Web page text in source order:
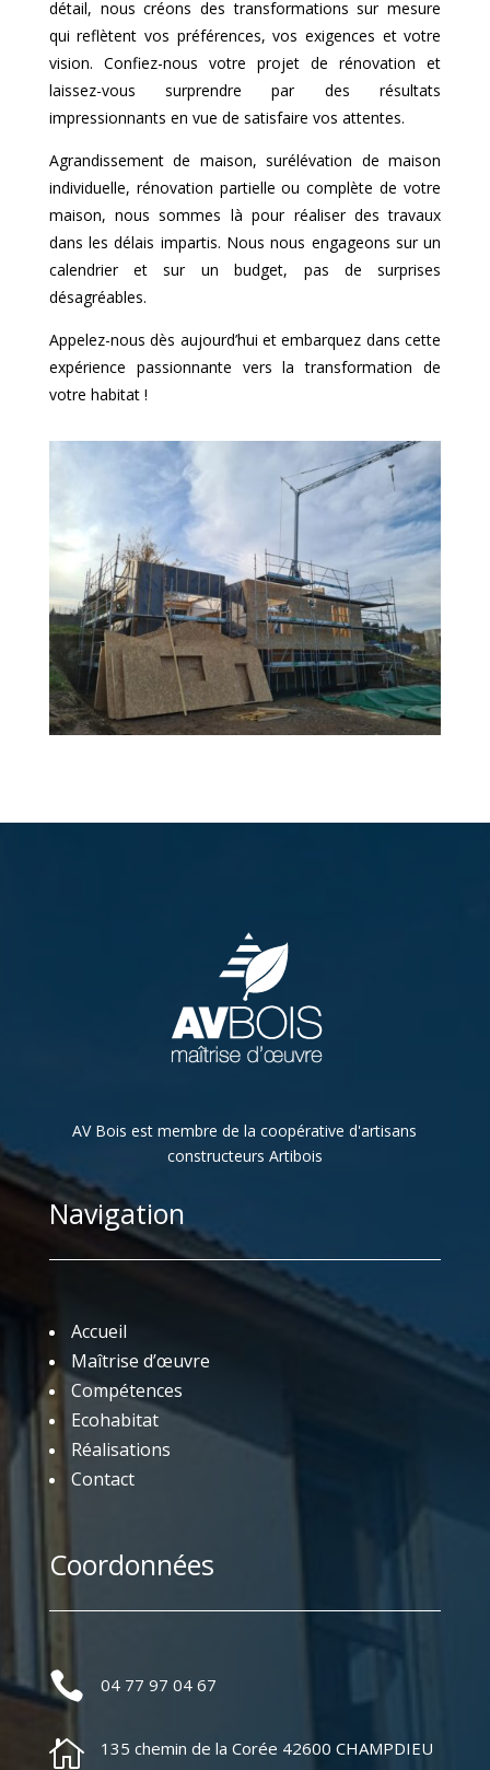
détail, nous créons des transformations sur mesure
qui reflètent vos préférences, vos exigences et votre
vision. Confiez-nous votre projet de rénovation et
laissez-vous surprendre par des résultats
impressionnants en vue de satisfaire vos attentes.
Agrandissement de maison, surélévation de maison
individuelle, rénovation partielle ou complète de votre
maison, nous sommes là pour réaliser des travaux
dans les délais impartis. Nous nous engageons sur un
calendrier et sur un budget, pas de surprises
désagréables.
Appelez-nous dès aujourd’hui et embarquez dans cette
expérience passionnante vers la transformation de
votre habitat !
AV Bois est membre de la coopérative d'artisans
constructeurs Artibois
Navigation
Accueil
Maîtrise d’œuvre
Compétences
Ecohabitat
Réalisations
Contact
Coordonnées
 04 77 97 04 67
 135 chemin de la Corée 42600 CHAMPDIEU